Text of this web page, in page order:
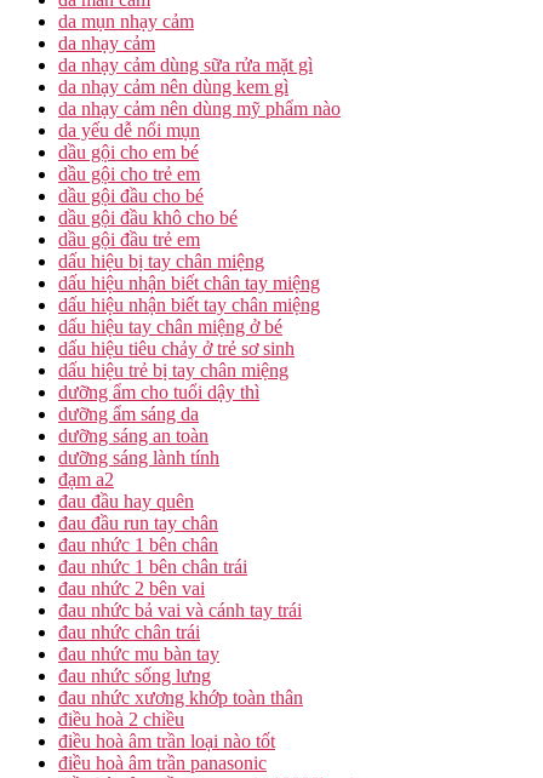
da mụn nhạy cảm
da nhạy cảm
da nhạy cảm dùng sữa rửa mặt gì
da nhạy cảm nên dùng kem gì
da nhạy cảm nên dùng mỹ phẩm nào
da yếu dễ nổi mụn
dầu gội cho em bé
dầu gội cho trẻ em
dầu gội đầu cho bé
dầu gội đầu khô cho bé
dầu gội đầu trẻ em
dấu hiệu bị tay chân miệng
dấu hiệu nhận biết chân tay miệng
dấu hiệu nhận biết tay chân miệng
dấu hiệu tay chân miệng ở bé
dấu hiệu tiêu chảy ở trẻ sơ sinh
dấu hiệu trẻ bị tay chân miệng
dưỡng ẩm cho tuổi dậy thì
dưỡng ẩm sáng da
dưỡng sáng an toàn
dưỡng sáng lành tính
đạm a2
đau đầu hay quên
đau đầu run tay chân
đau nhức 1 bên chân
đau nhức 1 bên chân trái
đau nhức 2 bên vai
đau nhức bả vai và cánh tay trái
đau nhức chân trái
đau nhức mu bàn tay
đau nhức sống lưng
đau nhức xương khớp toàn thân
điều hoà 2 chiều
điều hoà âm trần loại nào tốt
điều hoà âm trần panasonic